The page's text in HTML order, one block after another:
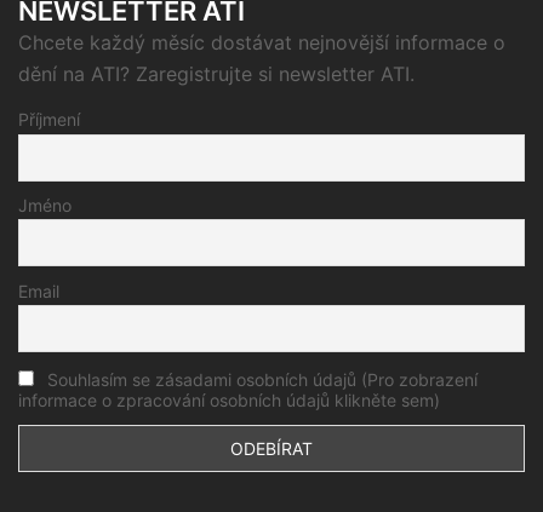
NEWSLETTER ATI
Chcete každý měsíc dostávat nejnovější informace o
dění na ATI? Zaregistrujte si newsletter ATI.
Příjmení
Jméno
Email
Souhlasím se zásadami osobních údajů (Pro zobrazení
informace o zpracování osobních údajů klikněte sem)